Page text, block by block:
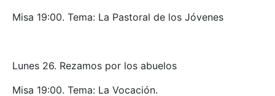
Misa 19:00. Tema: La Pastoral de los Jóvenes
Lunes 26. Rezamos por los abuelos
Misa 19:00. Tema: La Vocación.